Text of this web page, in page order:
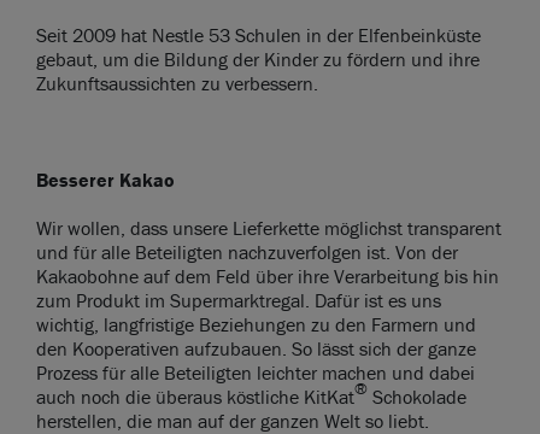
Seit 2009 hat Nestle 53 Schulen in der Elfenbeinküste
gebaut, um die Bildung der Kinder zu fördern und ihre
Zukunftsaussichten zu verbessern.
Besserer Kakao
Wir wollen, dass unsere Lieferkette möglichst transparent
und für alle Beteiligten nachzuverfolgen ist. Von der
Kakaobohne auf dem Feld über ihre Verarbeitung bis hin
zum Produkt im Supermarktregal. Dafür ist es uns
wichtig, langfristige Beziehungen zu den Farmern und
den Kooperativen aufzubauen. So lässt sich der ganze
Prozess für alle Beteiligten leichter machen und dabei
auch noch die überaus köstliche KitKat® Schokolade
herstellen, die man auf der ganzen Welt so liebt.